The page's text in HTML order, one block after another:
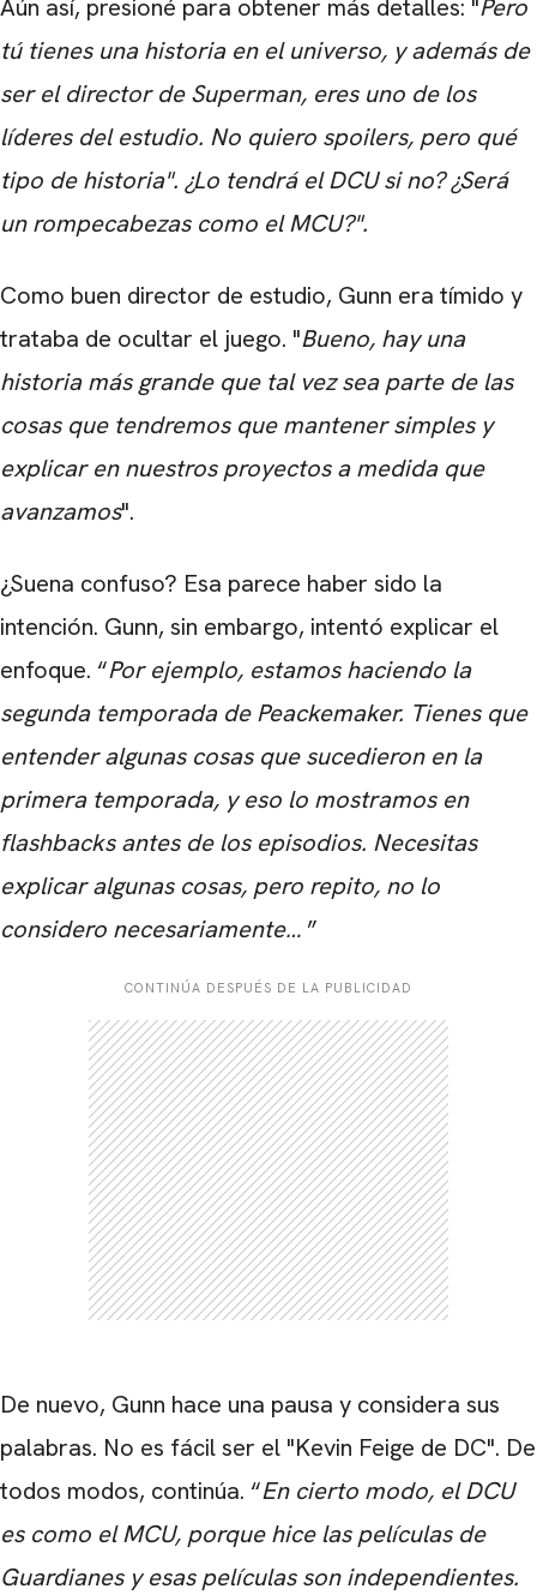
Aún así, presioné para obtener más detalles: "Pero
tú tienes una historia en el universo, y además de
ser el director de Superman, eres uno de los
líderes del estudio. No quiero spoilers, pero qué
tipo de historia". ¿Lo tendrá el DCU si no? ¿Será
un rompecabezas como el MCU?".
Como buen director de estudio, Gunn era tímido y
trataba de ocultar el juego. "Bueno, hay una
historia más grande que tal vez sea parte de las
cosas que tendremos que mantener simples y
explicar en nuestros proyectos a medida que
avanzamos".
¿Suena confuso? Esa parece haber sido la
intención. Gunn, sin embargo, intentó explicar el
enfoque. “Por ejemplo, estamos haciendo la
segunda temporada de Peackemaker. Tienes que
entender algunas cosas que sucedieron en la
primera temporada, y eso lo mostramos en
flashbacks antes de los episodios. Necesitas
explicar algunas cosas, pero repito, no lo
considero necesariamente… ”
CONTINÚA DESPUÉS DE LA PUBLICIDAD
De nuevo, Gunn hace una pausa y considera sus
palabras. No es fácil ser el "Kevin Feige de DC". De
todos modos, continúa. “En cierto modo, el DCU
es como el MCU, porque hice las películas de
Guardianes y esas películas son independientes.